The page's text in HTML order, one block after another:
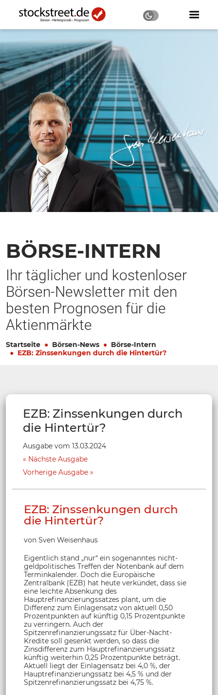
BÖRSE-INTERN
Ihr täglicher und kostenloser
Börsen-Newsletter mit den
besten Prognosen für die
Aktienmärkte
Startseite Börsen-News
Börse-Intern
EZB: Zinssenkungen durch die Hintertür?
EZB: Zinssenkungen durch
die Hintertür?
Ausgabe vom 13.03.2024
Nächste Ausgabe
Vorherige Ausgabe
EZB: Zinssenkungen durch
die Hintertür?
von Sven Weisenhaus
Eigentlich stand „nur“ ein sogenanntes nicht-
geldpolitisches Treffen der Notenbank auf dem
Terminkalender. Doch die Europäische
Zentralbank (EZB) hat heute verkündet, dass sie
eine leichte Absenkung des
Hauptrefinanzierungssatzes plant, um die
Differenz zum Einlagensatz von aktuell 0,50
Prozentpunkten auf künftig 0,15 Prozentpunkte
zu verringern. Auch der
Spitzenrefinanzierungssatz für Über-Nacht-
Kredite soll gesenkt werden, so dass die
Zinsdifferenz zum Hauptrefinanzierungssatz
künftig weiterhin 0,25 Prozentpunkte beträgt.
Aktuell liegt der Einlagensatz bei 4,0 %, der
Hauptrefinanzierungssatz bei 4,5 % und der
Spitzenrefinanzierungssatz bei 4,75 %.